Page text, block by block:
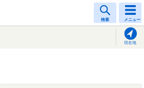
検索 メニュー
現在地